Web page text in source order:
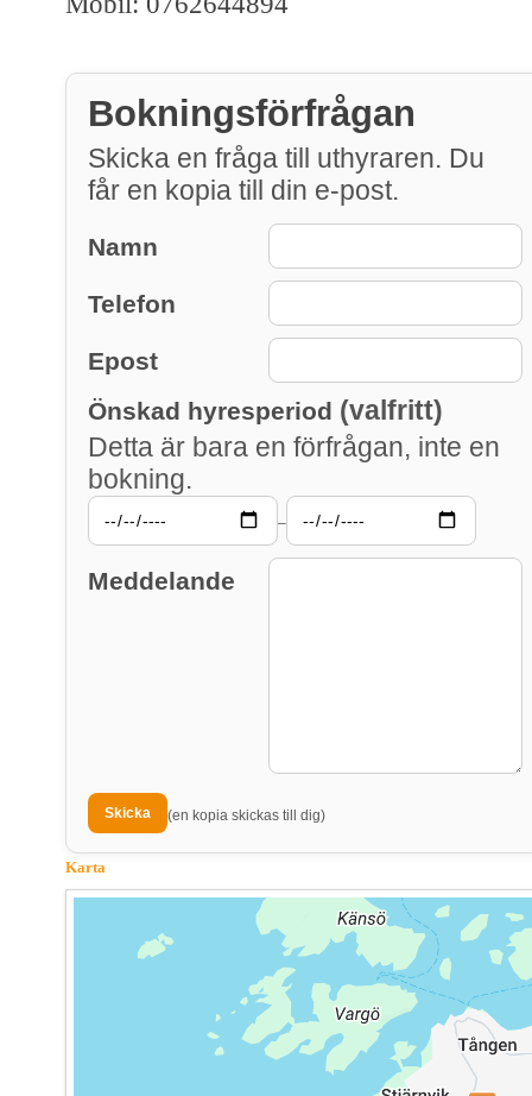
Bokningsförfrågan
Skicka en fråga till uthyraren. Du
får en kopia till din e-post.
Namn
Telefon
Epost
Önskad hyresperiod (valfritt)
Detta är bara en förfrågan, inte en
bokning.
–
Meddelande
(en kopia skickas till dig)
Karta